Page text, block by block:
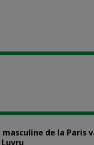
de la Paris